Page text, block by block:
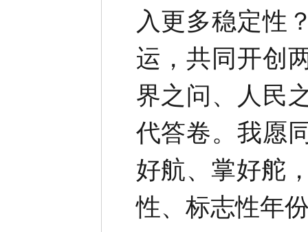
入更多稳定性
运，共同开创
界之问、人民
代答卷。我愿
好航、掌好舵
性、标志性年